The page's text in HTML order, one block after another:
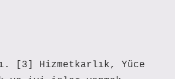
[3] Hizmetkarlık, Yüce